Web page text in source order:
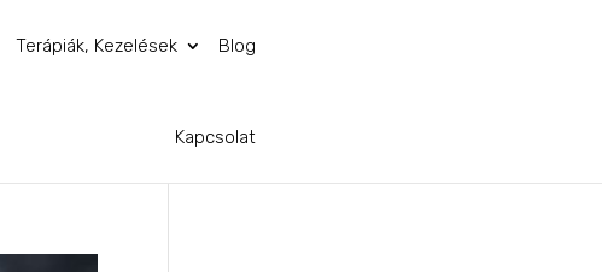
Terápiák, Kezelések Blog
Kapcsolat